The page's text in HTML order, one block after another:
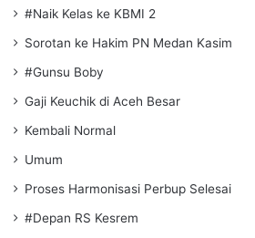
#Naik Kelas ke KBMI 2
Sorotan ke Hakim PN Medan Kasim
#Gunsu Boby
Gaji Keuchik di Aceh Besar
Kembali Normal
Umum
Proses Harmonisasi Perbup Selesai
#Depan RS Kesrem